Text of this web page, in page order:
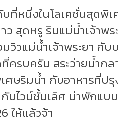
บที่หนึ่งในโลเคชั่นสุด
าว สุดหรู ริมแม่น้ำเจ้า
วิวแม่น้ำเจ้าพระยา กับ
ครบครัน สระว่ายน้ำก
ษริมน้ำ กับอาหารที่ป
บไวน์ชั้นเลิศ น่าพักแบ
ให้แล้วจ้า